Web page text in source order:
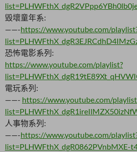
毀壞童年系:
——-https://www.youtube.com/
恐怖電影系列:
https://www.youtube.com/playlist?
電玩系列:
——- https://www.youtube.com/
人事物系列:
——-https://www.youtube.com/
list=PLHWFthX_dgR0862PVnbMXE-